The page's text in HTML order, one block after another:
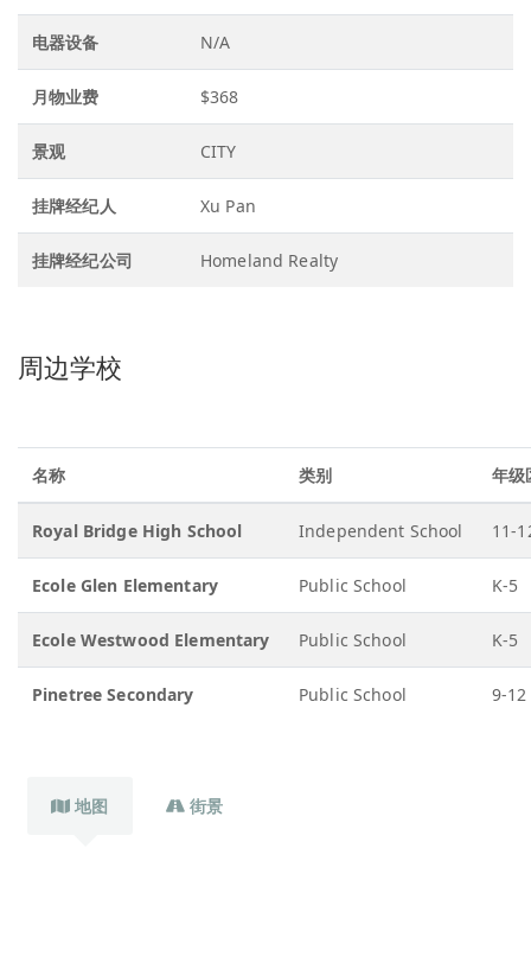
电器设备 N/A
月物业费 $368
景观 CITY
挂牌经纪人 Xu Pan
挂牌经纪公司 Homeland Realty
周边学校
名称 类别 年级
Royal Bridge High School Independent School 11-
Ecole Glen Elementary Public School K-5
Ecole Westwood Elementary Public School K-5
Pinetree Secondary Public School 9-12
地图 街景